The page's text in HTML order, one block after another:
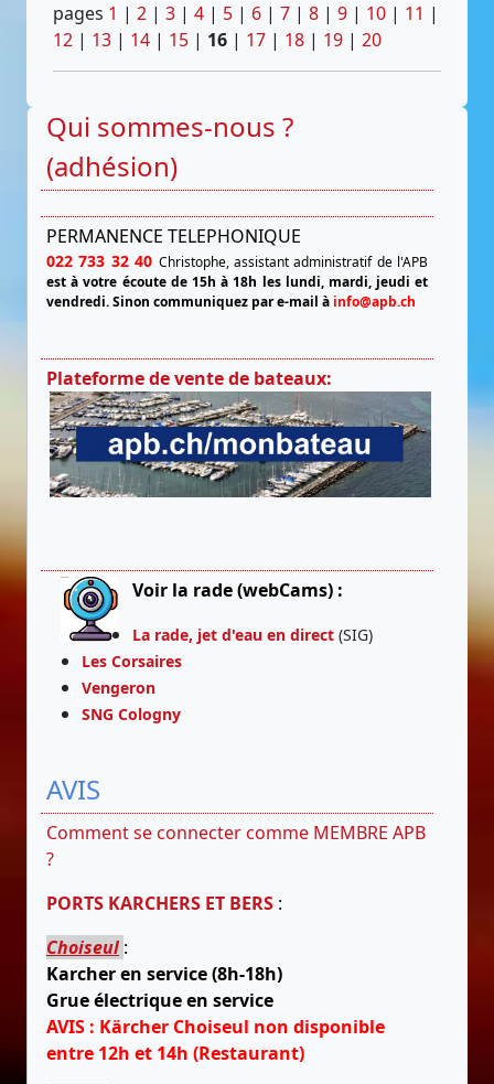
pages 1 | 2 | 3 | 4 | 5 | 6 | 7 | 8 | 9 | 10 | 11 |
12 | 13 | 14 | 15 | 16 | 17 | 18 | 19 | 20
Qui sommes-nous ?
(adhésion)
PERMANENCE TELEPHONIQUE
022 733 32 40 Christophe, assistant administratif de l'APB
est à votre écoute de 15h à 18h les lundi, mardi, jeudi et
vendredi.Sinon communiquez par e-mail à info@apb.ch
Plateforme de vente de bateaux:
Voir la rade (webCams) :
La rade, jet d'eau en direct(SIG)
Les Corsaires
Vengeron
SNG Cologny
AVIS
Comment se connecter comme MEMBRE APB
?
PORTS KARCHERS ET BERS :
Choiseul :
Karcher en service (8h-18h)
Grue électrique en service
AVIS : Kärcher Choiseul non disponible
entre 12h et 14h (Restaurant)